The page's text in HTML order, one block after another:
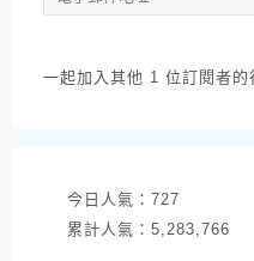
子
件
一起加入其他 1 位訂閱者的
今日人氣： 727
累計人氣： 5,283,766